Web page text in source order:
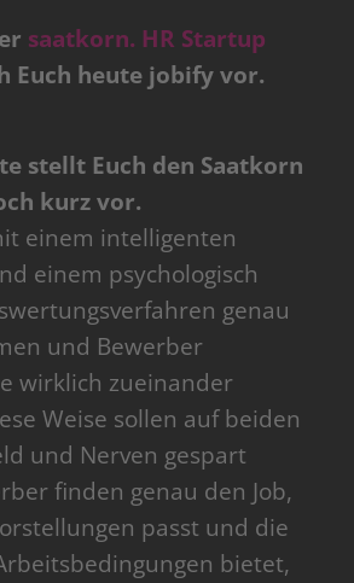
saatkorn. HR Startup
Euch heute jobify vor.
stellt Euch den Saatkorn
kurz vor.
einem intelligenten
einem psychologisch
genau
und Bewerber
wirklich zueinander
Weise sollen auf beiden
und Nerven gespart
finden genau den Job,
passt und die
bietet,